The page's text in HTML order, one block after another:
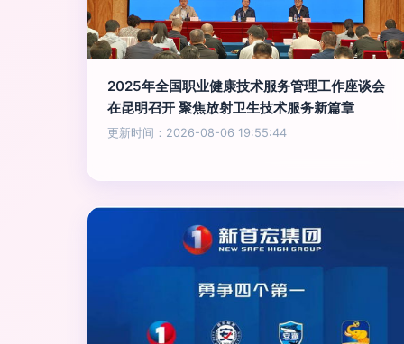
2025年全国职业健康技术服务管理工作座谈会
在昆明召开 聚焦放射卫生技术服务新篇章
更新时间：2026-08-06 19:55:44